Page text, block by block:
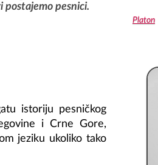
postajemo pesnici.
Platon
istoriju pesničkog
i Crne Gore,
jeziku ukoliko tako